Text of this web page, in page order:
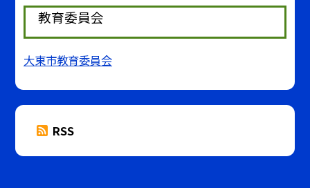
教育委員会
大東市教育委員会
RSS